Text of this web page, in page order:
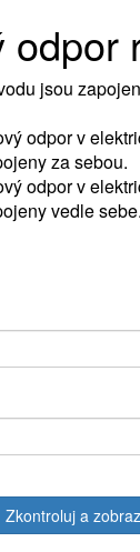
odpor
jsou
odpor v
za sebou.
odpor v
vedle sebe.
Zkontroluj a